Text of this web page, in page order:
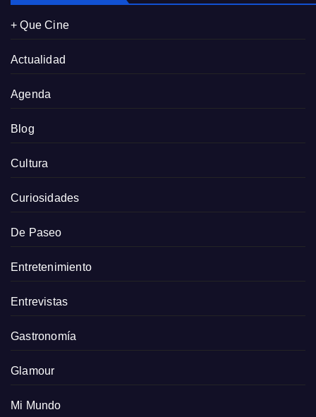
+ Que Cine
Actualidad
Agenda
Blog
Cultura
Curiosidades
De Paseo
Entretenimiento
Entrevistas
Gastronomía
Glamour
Mi Mundo